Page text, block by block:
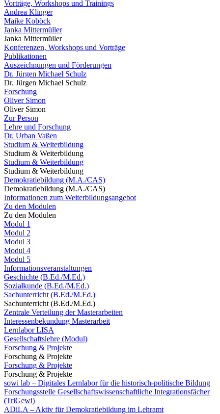
Vorträge, Workshops und Trainings
Andrea Klinger
Maike Koböck
Janka Mittermüller
Janka Mittermüller
Konferenzen, Workshops und Vorträge
Publikationen
Auszeichnungen und Förderungen
Dr. Jürgen Michael Schulz
Dr. Jürgen Michael Schulz
Forschung
Oliver Simon
Oliver Simon
Zur Person
Lehre und Forschung
Dr. Urban Vaßen
Studium & Weiterbildung
Studium & Weiterbildung
Studium & Weiterbildung
Studium & Weiterbildung
Demokratiebildung (M.A./CAS)
Demokratiebildung (M.A./CAS)
Informationen zum Weiterbildungsangebot
Zu den Modulen
Zu den Modulen
Modul 1
Modul 2
Modul 3
Modul 4
Modul 5
Informationsveranstaltungen
Geschichte (B.Ed./M.Ed.)
Sozialkunde (B.Ed./M.Ed.)
Sachunterricht (B.Ed./M.Ed.)
Sachunterricht (B.Ed./M.Ed.)
Zentrale Verteilung der Masterarbeiten
Interessenbekundung Masterarbeit
Lernlabor LISA
Gesellschaftslehre (Modul)
Forschung & Projekte
Forschung & Projekte
Forschung & Projekte
Forschung & Projekte
sowi lab – Digitales Lernlabor für die historisch-politische Bildung
Forschungsstelle Gesellschaftswissenschaftliche Integrationsfächer
(TriGewi)
ADiLA – Aktiv für Demokratiebildung im Lehramt